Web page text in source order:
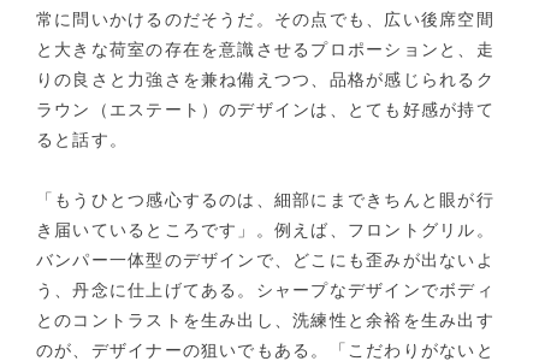
常に問いかけるのだそうだ。その点でも、広い後席空間
と大きな荷室の存在を意識させるプロポーションと、走
りの良さと力強さを兼ね備えつつ、品格が感じられるク
ラウン（エステート）のデザインは、とても好感が持て
ると話す。
「もうひとつ感心するのは、細部にまできちんと眼が行
き届いているところです」。例えば、フロントグリル。
バンパー一体型のデザインで、どこにも歪みが出ないよ
う、丹念に仕上げてある。シャープなデザインでボディ
とのコントラストを生み出し、洗練性と余裕を生み出す
のが、デザイナーの狙いでもある。「こだわりがないと